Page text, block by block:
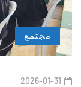
مجتمع
2026-01-31